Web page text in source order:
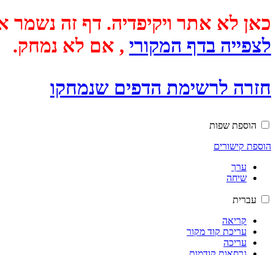
כאן לא אתר ויקיפדיה. דף זה נשמר אוטומטית מכיוון
לצפייה בדף המקורי , אם לא נמחק.
חזרה לרשימת הדפים שנמחקו
הוספת שפות
הוספת קישורים
ערך
שיחה
עברית
קריאה
עריכת קוד מקור
עריכה